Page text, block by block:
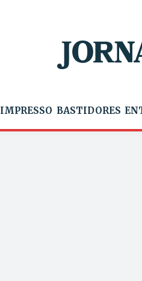
IMPRESSO BASTIDORES